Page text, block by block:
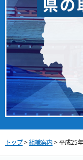
トップ>組織案内> 平成25